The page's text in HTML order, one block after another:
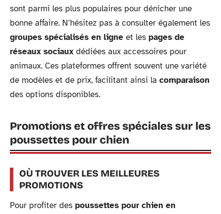
sont parmi les plus populaires pour dénicher une
bonne affaire. N’hésitez pas à consulter également les
groupes spécialisés en ligne et les pages de
réseaux sociaux dédiées aux accessoires pour
animaux. Ces plateformes offrent souvent une variété
de modèles et de prix, facilitant ainsi la comparaison
des options disponibles.
Promotions et offres spéciales sur les
poussettes pour chien
OÙ TROUVER LES MEILLEURES
PROMOTIONS
Pour profiter des poussettes pour chien en